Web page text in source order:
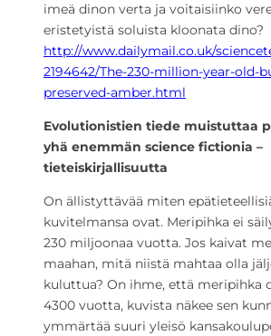
imeä dinon verta ja voitaisiinko
eristetyistä soluista kloonata dino?
http://www.dailymail.co.uk/
2194642/The-230-million-year-old-
preserved-amber.html
Evolutionistien tiede muistuttaa
yhä enemmän science fictionia –
tieteiskirjallisuutta
On ällistyttävää miten
kuvitelmansa ovat. Meripihka ei
230 miljoonaa vuotta. Jos kaivat
maahan, mitä niistä mahtaa olla
kuluttua? On ihme, että meripihka
4300 vuotta, kuvista näkee sen
ymmärtää suuri yleisö